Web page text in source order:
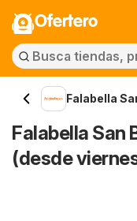
Ofertero
Falabella
Falabella San
(desde